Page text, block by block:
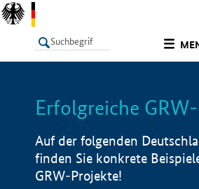
LISTE
Erfolgreiche
Auf der folgenden
finden Sie konkrete
GRW-Projekte!